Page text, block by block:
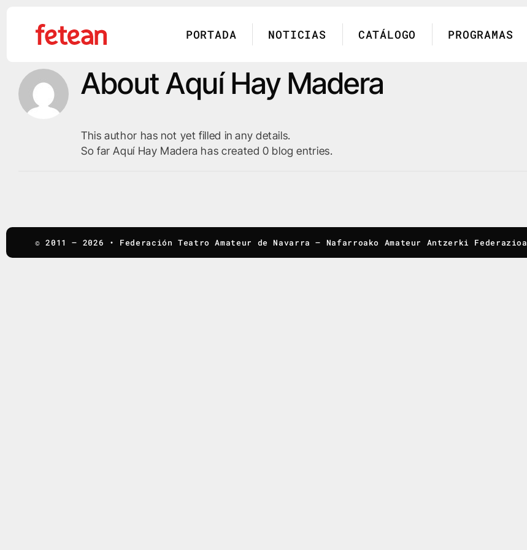
PORTADA NOTICIAS CATÁLOGO PROGRAMAS
content
AboutAquí Hay Madera
This author has not yet filled in any details.
So far Aquí Hay Madera has created 0 blog entries.
© 2011 – 2026 • Federación Teatro Amateur de Navarra – Nafarroako Amateur Antzerki Federazioa